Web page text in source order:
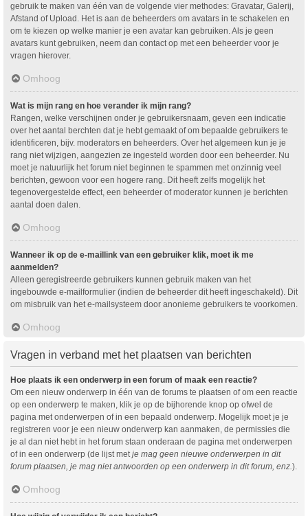
gebruik te maken van één van de volgende vier methodes: Gravatar, Galerij,
Afstand of Upload. Het is aan de beheerders om avatars in te schakelen en
om te kiezen op welke manier je een avatar kan gebruiken. Als je geen
avatars kunt gebruiken, neem dan contact op met een beheerder voor je
vragen hierover.
Omhoog
Wat is mijn rang en hoe verander ik mijn rang?
Rangen, welke verschijnen onder je gebruikersnaam, geven een indicatie
over het aantal berchten dat je hebt gemaakt of om bepaalde gebruikers te
identificeren, bijv. moderators en beheerders. Over het algemeen kun je je
rang niet wijzigen, aangezien ze ingesteld worden door een beheerder. Nu
moet je natuurlijk het forum niet beginnen te spammen met onzinnig veel
berichten, gewoon voor een hogere rang. Dit heeft zelfs mogelijk het
tegenovergestelde effect, een beheerder of moderator kunnen je berichten
aantal doen dalen.
Omhoog
Wanneer ik op de e-maillink van een gebruiker klik, moet ik me
aanmelden?
Alleen geregistreerde gebruikers kunnen gebruik maken van het
ingebouwde e-mailformulier (indien de beheerder dit heeft ingeschakeld). Dit
om misbruik van het e-mailsysteem door anonieme gebruikers te voorkomen.
Omhoog
Vragen in verband met het plaatsen van berichten
Hoe plaats ik een onderwerp in een forum of maak een reactie?
Om een nieuw onderwerp in één van de forums te plaatsen of om een reactie
op een onderwerp te maken, klik je op de bijhorende knop op ofwel de
pagina met onderwerpen of in een bepaald onderwerp. Mogelijk moet je je
registreren voor je een nieuw onderwerp kan aanmaken, de permissies die
je al dan niet hebt in het forum staan onderaan de pagina met onderwerpen
of in een onderwerp (de lijst met je mag geen nieuwe onderwerpen in dit
forum plaatsen, je mag niet antwoorden op een onderwerp in dit forum, enz. ).
Omhoog